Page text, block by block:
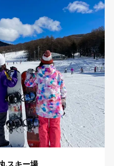
ハンターマウンテン塩原
ノルン水上スキー場
場
ホワイトワールド尾瀬岩鞍
高原スキー場
丸沼高原スキー場
カムイみさかスキー場
場
佐久スキーガーデンパラダ
キーバレー小海
スキー場